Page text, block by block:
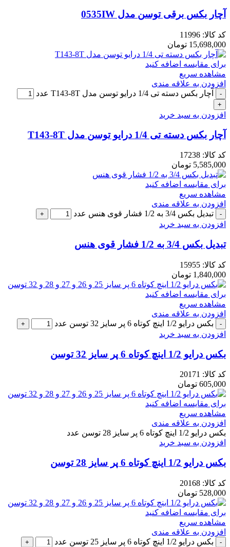
آچار بکس برقی توسن مدل 0535IW
کد کالا: 11996
15,698,000 تومان
برای مقایسه اضافه کنید
مشاهده سریع
افزودن به علاقه مندی
آچار بکس دسته تی 1/4 درایو توسن مدل T143-8T عدد
افزودن به سبد خرید
آچار بکس دسته تی 1/4 درایو توسن مدل T143-8T
کد کالا: 17238
5,585,000 تومان
برای مقایسه اضافه کنید
مشاهده سریع
افزودن به علاقه مندی
تبدیل بکس 3/4 به 1/2 فشار قوی هنس عدد
افزودن به سبد خرید
تبدیل بکس 3/4 به 1/2 فشار قوی هنس
کد کالا: 15955
1,840,000 تومان
برای مقایسه اضافه کنید
مشاهده سریع
افزودن به علاقه مندی
بکس درایو 1/2 اینچ کوتاه 6 پر سایز 32 توسن عدد
افزودن به سبد خرید
بکس درایو 1/2 اینچ کوتاه 6 پر سایز 32 توسن
کد کالا: 20171
605,000 تومان
برای مقایسه اضافه کنید
مشاهده سریع
افزودن به علاقه مندی
بکس درایو 1/2 اینچ کوتاه 6 پر سایز 28 توسن عدد
افزودن به سبد خرید
بکس درایو 1/2 اینچ کوتاه 6 پر سایز 28 توسن
کد کالا: 20168
528,000 تومان
برای مقایسه اضافه کنید
مشاهده سریع
افزودن به علاقه مندی
بکس درایو 1/2 اینچ کوتاه 6 پر سایز 25 توسن عدد